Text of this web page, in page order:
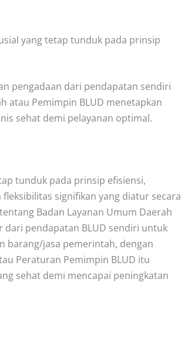
yang tetap tunduk pada prinsip
pengadaan dari pendapatan sendiri
atau Pemimpin BLUD menetapkan
sehat demi pelayanan optimal.
tunduk pada prinsip efisiensi,
signifikan yang diatur secara
Badan Layanan Umum Daerah
dari pendapatan BLUD sendiri untuk
barang/jasa pemerintah, dengan
Peraturan Pemimpin BLUD itu
sehat demi mencapai peningkatan